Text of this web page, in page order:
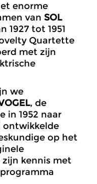
enorme
van SOL
1927 tot 1951
Quartette
met zijn
we
, de
in 1952 naar
ontwikkelde
op het
zijn kennis met